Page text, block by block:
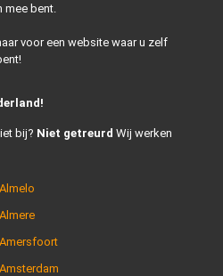
mee bent.
voor een website waar u zelf
bij? Niet getreurd Wij werken